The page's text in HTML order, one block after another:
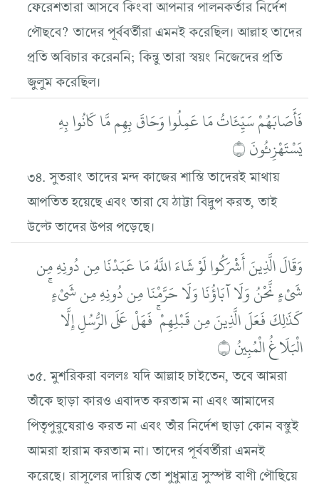
ফেরেশতারা আসবে কিংবা আপনার পালনকর্তার নির্দেশ
পৌছবে? তাদের পূর্ববর্তীরা এমনই করেছিল। আল্লাহ তাদের
প্রতি অবিচার করেননি; কিন্তু তারা স্বয়ং নিজেদের প্রতি
জুলুম করেছিল।
فَأَصَابَهُمْ سَيِّئَاتُ مَا عَمِلُوا وَحَاقَ بِهِم مَّا كَانُوا بِهِ
يَسْتَهْزِئُونَ ۝
৩৪. সুতরাং তাদের মন্দ কাজের শাস্তি তাদেরই মাথায়
আপতিত হয়েছে এবং তারা যে ঠাট্টা বিদ্রুপ করত, তাই
উল্টে তাদের উপর পড়েছে।
وَقَالَ الَّذِينَ أَشْرَكُوا لَوْ شَاءَ اللَّهُ مَا عَبَدْنَا مِن دُونِهِ مِن
شَيْءٍ نَّحْنُ وَلَا آبَاؤُنَا وَلَا حَرَّمْنَا مِن دُونِهِ مِن شَيْءٍ ۚ
كَذَٰلِكَ فَعَلَ الَّذِينَ مِن قَبْلِهِمْ ۚ فَهَلْ عَلَى الرُّسُلِ إِلَّا
الْبَلَاغُ الْمُبِينُ ۝
৩৫. মুশরিকরা বললঃ যদি আল্লাহ চাইতেন, তবে আমরা
তাঁকে ছাড়া কারও এবাদত করতাম না এবং আমাদের
পিতৃপুরুষেরাও করত না এবং তাঁর নির্দেশ ছাড়া কোন বস্তুই
আমরা হারাম করতাম না। তাদের পূর্ববর্তীরা এমনই
করেছে। রাসূলের দায়িত্ব তো শুধুমাত্র সুস্পষ্ট বাণী পৌছিয়ে